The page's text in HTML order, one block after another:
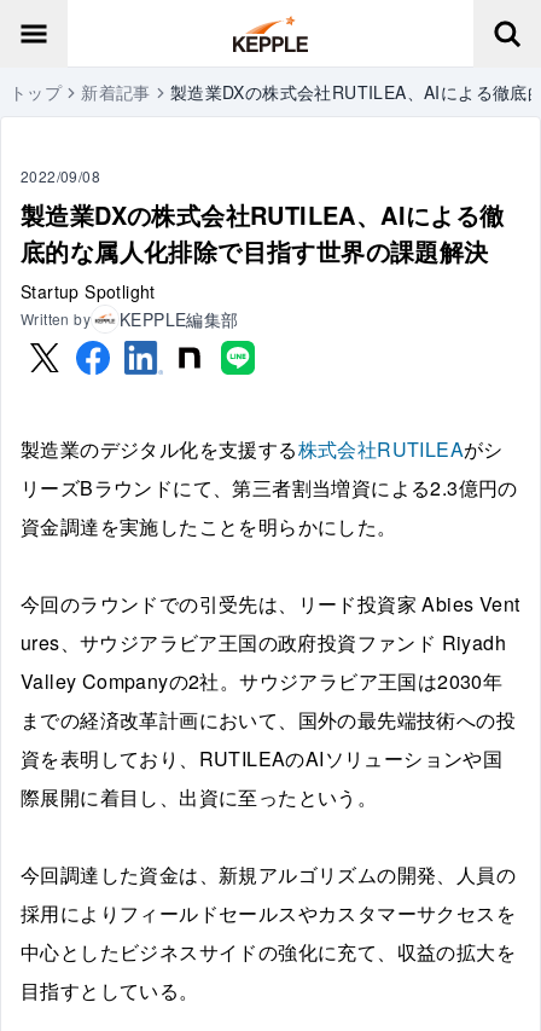
トップ 新着記事 製造業DXの株式会社RUTILEA、AIによる徹底
2022/09/08
製造業DXの株式会社RUTILEA、AIによる徹
底的な属人化排除で目指す世界の課題解決
Startup Spotlight
Written by KEPPLE編集部
製造業のデジタル化を支援する株式会社RUTILEAがシ
リーズBラウンドにて、第三者割当増資による2.3億円の
資金調達を実施したことを明らかにした。
今回のラウンドでの引受先は、リード投資家 Abies Vent
ures、サウジアラビア王国の政府投資ファンド Riyadh
Valley Companyの2社。サウジアラビア王国は2030年
までの経済改革計画において、国外の最先端技術への投
資を表明しており、RUTILEAのAIソリューションや国
際展開に着目し、出資に至ったという。
今回調達した資金は、新規アルゴリズムの開発、 人員の
採用によりフィールドセールスやカスタマーサクセスを
中心としたビジネスサイドの強化に充て、収益の拡大を
目指すとしている。